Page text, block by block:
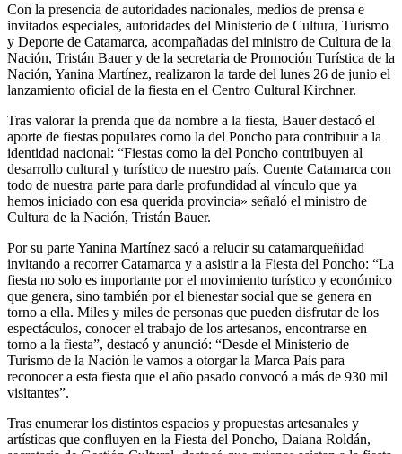
Con la presencia de autoridades nacionales, medios de prensa e
invitados especiales, autoridades del Ministerio de Cultura, Turismo
y Deporte de Catamarca, acompañadas del ministro de Cultura de la
Nación, Tristán Bauer y de la secretaria de Promoción Turística de la
Nación, Yanina Martínez, realizaron la tarde del lunes 26 de junio el
lanzamiento oficial de la fiesta en el Centro Cultural Kirchner.
Tras valorar la prenda que da nombre a la fiesta, Bauer destacó el
aporte de fiestas populares como la del Poncho para contribuir a la
identidad nacional: “Fiestas como la del Poncho contribuyen al
desarrollo cultural y turístico de nuestro país. Cuente Catamarca con
todo de nuestra parte para darle profundidad al vínculo que ya
hemos iniciado con esa querida provincia» señaló el ministro de
Cultura de la Nación, Tristán Bauer.
Por su parte Yanina Martínez sacó a relucir su catamarqueñidad
invitando a recorrer Catamarca y a asistir a la Fiesta del Poncho: “La
fiesta no solo es importante por el movimiento turístico y económico
que genera, sino también por el bienestar social que se genera en
torno a ella. Miles y miles de personas que pueden disfrutar de los
espectáculos, conocer el trabajo de los artesanos, encontrarse en
torno a la fiesta”, destacó y anunció: “Desde el Ministerio de
Turismo de la Nación le vamos a otorgar la Marca País para
reconocer a esta fiesta que el año pasado convocó a más de 930 mil
visitantes”.
Tras enumerar los distintos espacios y propuestas artesanales y
artísticas que confluyen en la Fiesta del Poncho, Daiana Roldán,